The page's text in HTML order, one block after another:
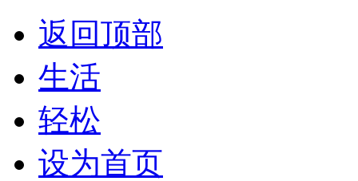
返回顶部
生活
轻松
设为首页